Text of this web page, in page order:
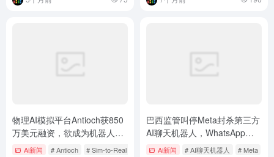
物理AI模拟平台Antioch获850
万美元融资，欲成为机器人领
域的“Cursor”
Ai新闻 # Antioch # Sim-to-Real Gap # 人工智能工具
巴西监管叫停Meta封杀第三方
AI聊天机器人，WhatsApp生
态面临反垄断审查
Ai新闻 # AI聊天机器人 # Meta